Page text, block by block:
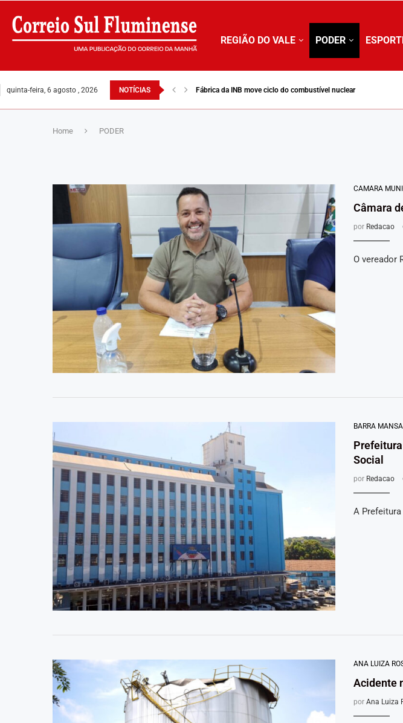
REGIÃO DO VALE PODER
quinta-feira, 6 agosto , 2026 NOTÍCIAS Fábrica da INB move ciclo do combustível nuclear
Home PODER
CAMARA
Câmara
por Redacao
O vereador
BARRA MANSA
Social
por Redacao
A
ANA LUIZA
Acidente
por Ana Luiza